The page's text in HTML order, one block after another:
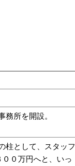
所を開設。
柱として、スタッフ
０万円へと、いっ